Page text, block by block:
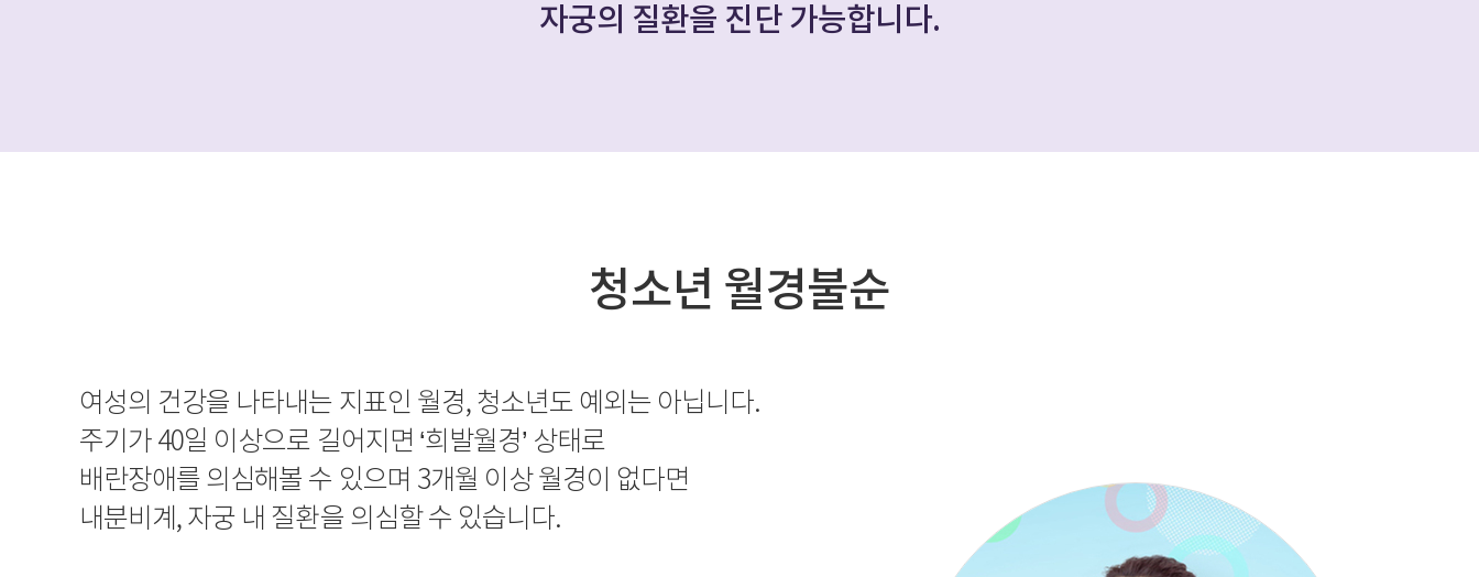
자궁의 질환을 진단 가능합니다.
청소년 월경불순
여성의 건강을 나타내는 지표인 월경, 청소년도 예외는 아닙니다.
주기가 40일 이상으로 길어지면 ‘희발월경’ 상태로
배란장애를 의심해볼 수 있으며 3개월 이상 월경이 없다면
내분비계, 자궁 내 질환을 의심할 수 있습니다.